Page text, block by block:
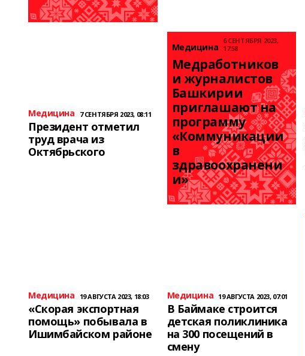
Медицина 7 СЕНТЯБРЯ 2023, 08:11
Президент отметил
труд врача из
Октябрьского
Медицина
6 СЕНТЯБРЯ 2023,
17:58
Медработников
и журналистов
Башкирии
приглашают на
программу
«Коммуникации
в
здравоохранени
и»
Медицина 19 АВГУСТА 2023, 18:03
«Скорая экспортная
помощь» побывала в
Ишимбайском районе
Медицина 19 АВГУСТА 2023, 07:01
В Баймаке строится
детская поликлиника
на 300 посещений в
смену